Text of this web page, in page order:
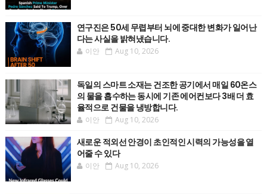
연구진은 50세 무렵부터 뇌에 중대한 변화가 일어난
다는 사실을 밝혀냈습니다.
이안 Aug 10, 2026
독일의 스마트 소재는 건조한 공기에서 매일 60온스
의 물을 흡수하는 동시에 기존 에어컨보다 3배 더 효
율적으로 건물을 냉방합니다.
이안 Aug 10, 2026
새로운 적외선 안경이 초인적인 시력의 가능성을 열
어줄 수 있다
이안 Aug 10, 2026